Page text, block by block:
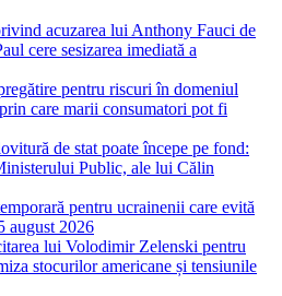
acuzarea lui Anthony Fauci de
cere sesizarea imediată a
pentru riscuri în domeniul
care marii consumatori pot fi
de stat poate începe pe fond:
Public, ale lui Călin
pentru ucrainenii care evită
august 2026
lui Volodimir Zelenski pentru
stocurilor americane și tensiunile